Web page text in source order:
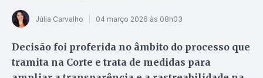
Júlia Carvalho 04 março 2026 às 08h03
Decisão foi proferida no âmbito do processo que
tramita na Corte e trata de medidas para